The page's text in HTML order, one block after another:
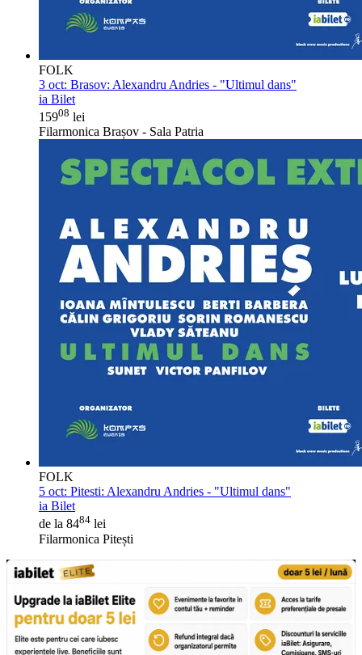
FOLK
3 oct: Brasov: Alexandru Andries - "Ultimul dans"
ia Bilet
15908 lei
Filarmonica Brașov - Sala Patria
FOLK
5 oct: Pitesti: Alexandru Andries - "Ultimul dans"
ia Bilet
de la 8484 lei
Filarmonica Pitești